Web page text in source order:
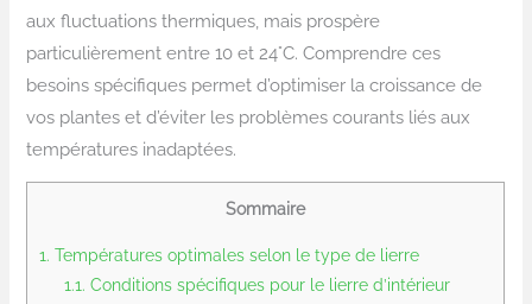
aux fluctuations thermiques, mais prospère
particulièrement entre 10 et 24°C. Comprendre ces
besoins spécifiques permet d’optimiser la croissance de
vos plantes et d’éviter les problèmes courants liés aux
températures inadaptées.
Sommaire
1. Températures optimales selon le type de lierre
1.1. Conditions spécifiques pour le lierre d’intérieur